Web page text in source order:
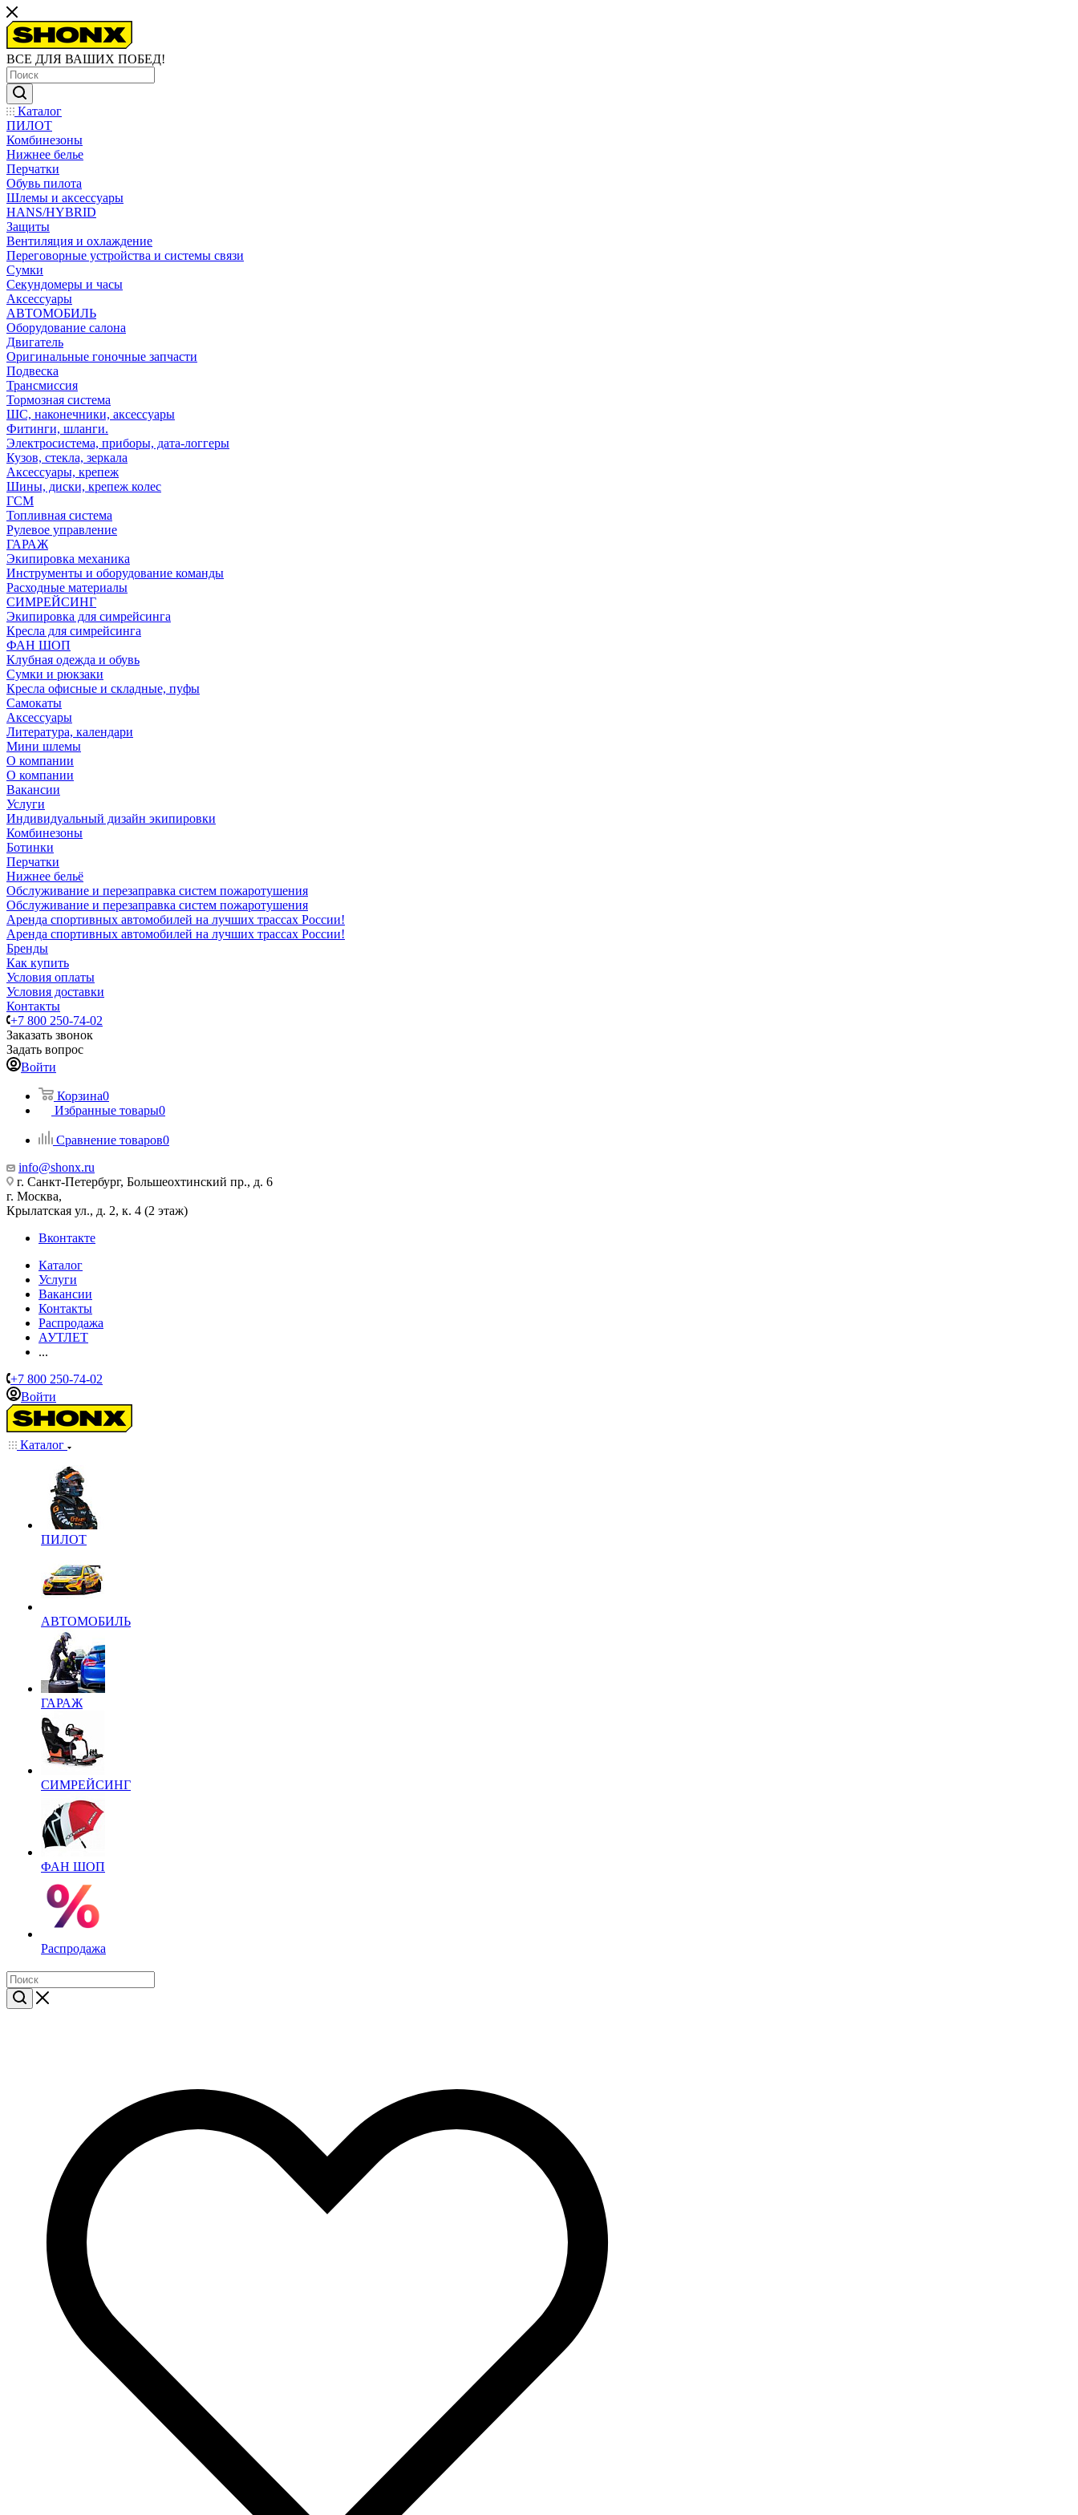
ВСЕ ДЛЯ ВАШИХ ПОБЕД!
Каталог
ПИЛОТ
Комбинезоны
Нижнее белье
Перчатки
Обувь пилота
Шлемы и аксессуары
HANS/HYBRID
Защиты
Вентиляция и охлаждение
Переговорные устройства и системы связи
Сумки
Секундомеры и часы
Аксессуары
АВТОМОБИЛЬ
Оборудование салона
Двигатель
Оригинальные гоночные запчасти
Подвеска
Трансмиссия
Тормозная система
ШС, наконечники, аксессуары
Фитинги, шланги.
Электросистема, приборы, дата-логгеры
Кузов, стекла, зеркала
Аксессуары, крепеж
Шины, диски, крепеж колес
ГСМ
Топливная система
Рулевое управление
ГАРАЖ
Экипировка механика
Инструменты и оборудование команды
Расходные материалы
СИМРЕЙСИНГ
Экипировка для симрейсинга
Кресла для симрейсинга
ФАН ШОП
Клубная одежда и обувь
Сумки и рюкзаки
Кресла офисные и складные, пуфы
Самокаты
Аксессуары
Литература, календари
Мини шлемы
О компании
О компании
Вакансии
Услуги
Индивидуальный дизайн экипировки
Комбинезоны
Ботинки
Перчатки
Нижнее бельё
Обслуживание и перезаправка систем пожаротушения
Обслуживание и перезаправка систем пожаротушения
Аренда спортивных автомобилей на лучших трассах России!
Аренда спортивных автомобилей на лучших трассах России!
Бренды
Как купить
Условия оплаты
Условия доставки
Контакты
+7 800 250-74-02
Заказать звонок
Задать вопрос
Войти
Корзина0
Избранные товары0
Сравнение товаров0
info@shonx.ru
г. Санкт-Петербург, Большеохтинский пр., д. 6
г. Москва,
Крылатская ул., д. 2, к. 4 (2 этаж)
Вконтакте
Каталог
Услуги
Вакансии
Контакты
Распродажа
АУТЛЕТ
...
+7 800 250-74-02
Войти
Каталог
ПИЛОТ
АВТОМОБИЛЬ
ГАРАЖ
СИМРЕЙСИНГ
ФАН ШОП
Распродажа